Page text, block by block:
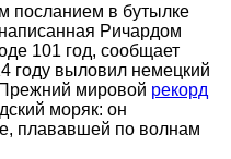
посланием в бутылке
Ричардом
101 год, сообщает
году выловил немецкий
мировой рекорд
моряк: он
плававшей по волнам